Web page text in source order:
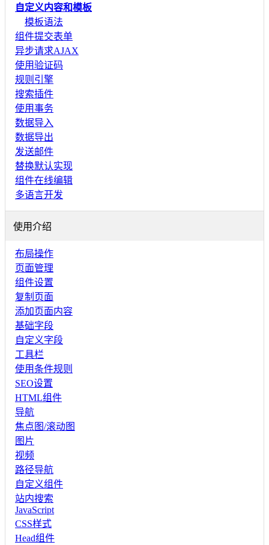
自定义内容和模板
模板语法
组件提交表单
异步请求AJAX
使用验证码
规则引擎
搜索插件
使用事务
数据导入
数据导出
发送邮件
替换默认实现
组件在线编辑
多语言开发
使用介绍
布局操作
页面管理
组件设置
复制页面
添加页面内容
基础字段
自定义字段
工具栏
使用条件规则
SEO设置
HTML组件
导航
焦点图/滚动图
图片
视频
路径导航
自定义组件
站内搜索
JavaScript
CSS样式
Head组件